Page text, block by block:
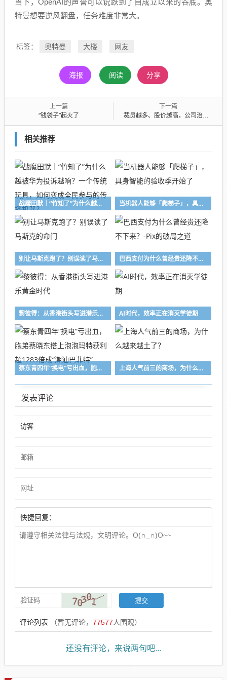
当下，OpenAI的声誉可以说跌到了自成立以来的谷底。奥
特曼想要逆风翻盘，任务难度非常大。
标签： 奥特曼 大楼 网友
海报 阅读 分享
上一篇
“钱袋子”起火了
下一篇
裁员越多、股价越高，公司治理的旧逻辑正在失灵？
相关推荐
战魔田默｜“竹知了”为什么越被华为投诉越响？一个传统玩具，如何变成全民参与的传播机器？ 当机器人能够「爬梯子」，具身智能的验收季开始了
别让马斯克跑了？别误读了马斯克的命门 巴西支付为什么曾经贵还降不下来？-Pix的破局之道
黎彼得：从香港街头写进港乐黄金时代 AI时代，效率正在消灭学徒期
蔡东青四年“换电”亏出血，胞弟蔡晓东搭上泡泡玛特获利超1283倍成“潮汕巴菲特” 上海人气前三的商场，为什么越来越土了？
发表评论
快捷回复：
评论列表 （暂无评论， 77577人围观）
还没有评论，来说两句吧...